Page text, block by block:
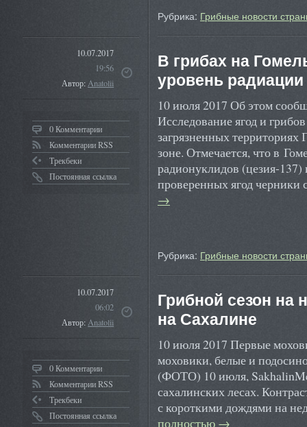
Рубрика: Грибные новости
10.07.2017
19:56
Автор:Anatolii
0 Комментарии
Комментарии RSS
Трекбеки
Постоянная ссылка
В грибах на
уровень радиации
10 июля 2017 Об этом
Исследование ягод и
загрязненных территориях
зоне. Отмечается, что в
радионуклидов (цезия-137)
проверенных ягод
→
Рубрика: Грибные новости
10.07.2017
06:02
Автор:Anatolii
0 Комментарии
Комментарии RSS
Трекбеки
Постоянная ссылка
Грибной сезон на
на Сахалине
10 июля 2017 Первые
моховики, белые и
(ФОТО) 10 июля,
сахалинских лесах.
с короткими дождями на
полностью →